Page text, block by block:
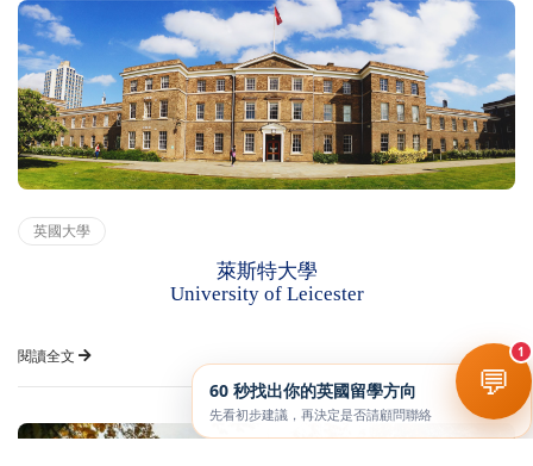
英國大學
萊斯特大學
University of Leicester
閱讀全文
60 秒找出你的英國留學方向
先看初步建議，再決定是否請顧問聯絡
💬
1